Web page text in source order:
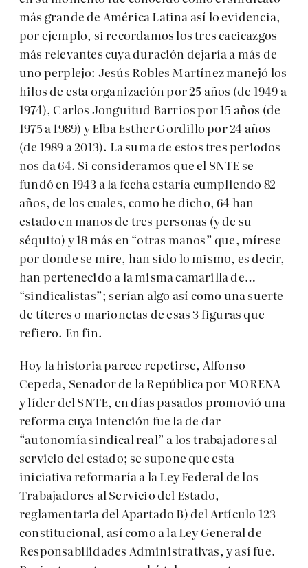
más grande de América Latina así lo evidencia,
por ejemplo, si recordamos los tres cacicazgos
más relevantes cuya duración dejaría a más de
uno perplejo: Jesús Robles Martínez manejó los
hilos de esta organización por 25 años (de 1949 a
1974), Carlos Jonguitud Barrios por 15 años (de
1975 a 1989) y Elba Esther Gordillo por 24 años
(de 1989 a 2013). La suma de estos tres periodos
nos da 64. Si consideramos que el SNTE se
fundó en 1943 a la fecha estaría cumpliendo 82
años, de los cuales, como he dicho, 64 han
estado en manos de tres personas (y de su
séquito) y 18 más en “otras manos” que, mírese
por donde se mire, han sido lo mismo, es decir,
han pertenecido a la misma camarilla de…
“sindicalistas”; serían algo así como una suerte
de títeres o marionetas de esas 3 figuras que
refiero. En fin.
Hoy la historia parece repetirse, Alfonso
Cepeda, Senador de la República por MORENA
y líder del SNTE, en días pasados promovió una
reforma cuya intención fue la de dar
“autonomía sindical real” a los trabajadores al
servicio del estado; se supone que esta
iniciativa reformaría a la Ley Federal de los
Trabajadores al Servicio del Estado,
reglamentaria del Apartado B) del Artículo 123
constitucional, así como a la Ley General de
Responsabilidades Administrativas, y así fue.